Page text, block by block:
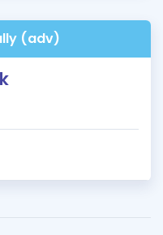
(adv)